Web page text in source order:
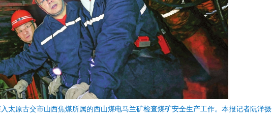
太原古交市山西焦煤所属的西山煤电马兰矿检查煤矿安全生产工作。本报记者阮洋摄